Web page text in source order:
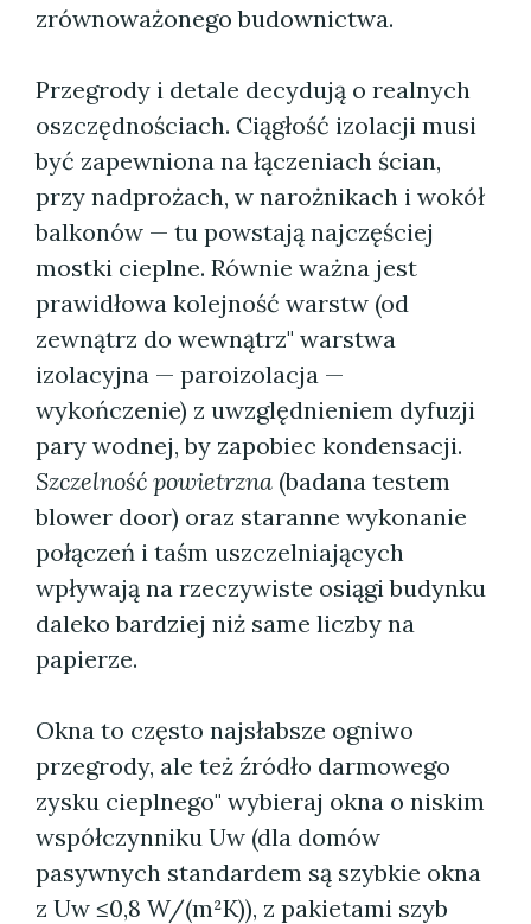
zrównoważonego budownictwa.
Przegrody i detale decydują o realnych
oszczędnościach. Ciągłość izolacji musi
być zapewniona na łączeniach ścian,
przy nadprożach, w narożnikach i wokół
balkonów — tu powstają najczęściej
mostki cieplne. Równie ważna jest
prawidłowa kolejność warstw (od
zewnątrz do wewnątrz" warstwa
izolacyjna — paroizolacja —
wykończenie) z uwzględnieniem dyfuzji
pary wodnej, by zapobiec kondensacji.
Szczelność powietrzna (badana testem
blower door) oraz staranne wykonanie
połączeń i taśm uszczelniających
wpływają na rzeczywiste osiągi budynku
daleko bardziej niż same liczby na
papierze.
Okna to często najsłabsze ogniwo
przegrody, ale też źródło darmowego
zysku cieplnego" wybieraj okna o niskim
współczynniku Uw (dla domów
pasywnych standardem są szybkie okna
z Uw ≤0,8 W/(m²K)), z pakietami szyb